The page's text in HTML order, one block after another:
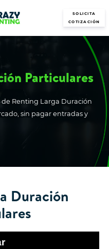
SOLICITA
COTIZACIÓN
Particulares
Renting Larga Duración
sin pagar entradas y
Duración